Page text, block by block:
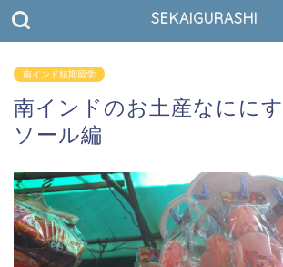
SEKAIGURASHI
南インド短期留学
南インドのお土産なにに
ソール編